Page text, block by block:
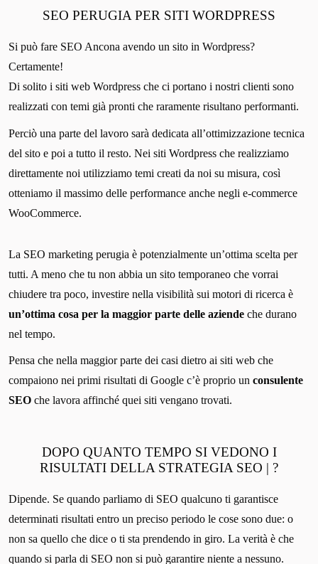
SEO PERUGIA PER SITI WORDPRESS
Si può fare SEO Ancona avendo un sito in Wordpress?
Certamente!
Di solito i siti web Wordpress che ci portano i nostri clienti sono
realizzati con temi già pronti che raramente risultano performanti.
Perciò una parte del lavoro sarà dedicata all’ottimizzazione tecnica
del sito e poi a tutto il resto. Nei siti Wordpress che realizziamo
direttamente noi utilizziamo temi creati da noi su misura, così
otteniamo il massimo delle performance anche negli e-commerce
WooCommerce.
La SEO marketing perugia è potenzialmente un’ottima scelta per
tutti. A meno che tu non abbia un sito temporaneo che vorrai
chiudere tra poco, investire nella visibilità sui motori di ricerca è
un’ottima cosa per la maggior parte delle aziende che durano
nel tempo.
Pensa che nella maggior parte dei casi dietro ai siti web che
compaiono nei primi risultati di Google c’è proprio un consulente
SEO che lavora affinché quei siti vengano trovati.
DOPO QUANTO TEMPO SI VEDONO I
RISULTATI DELLA STRATEGIA SEO | ?
Dipende. Se quando parliamo di SEO qualcuno ti garantisce
determinati risultati entro un preciso periodo le cose sono due: o
non sa quello che dice o ti sta prendendo in giro. La verità è che
quando si parla di SEO non si può garantire niente a nessuno.